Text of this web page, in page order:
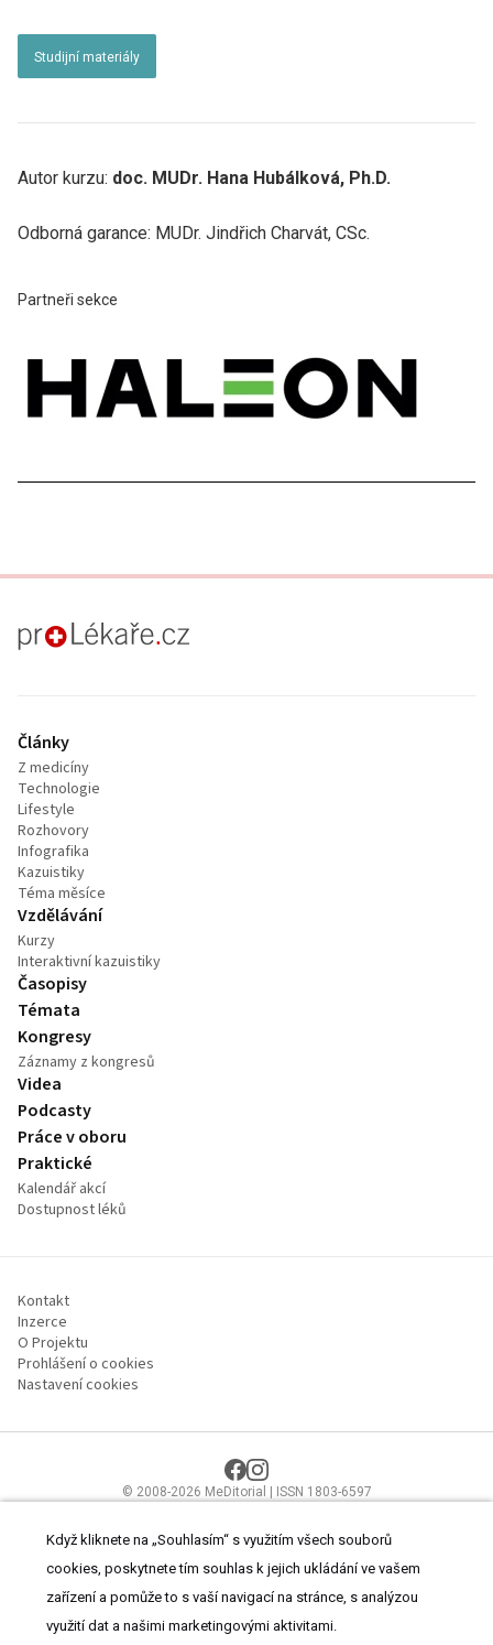
Studijní materiály
Autor kurzu: doc. MUDr. Hana Hubálková, Ph.D.
Odborná garance: MUDr. Jindřich Charvát, CSc.
Partneři sekce
proLékaře.cz
Články
Z medicíny
Technologie
Lifestyle
Rozhovory
Infografika
Kazuistiky
Téma měsíce
Vzdělávání
Kurzy
Interaktivní kazuistiky
Časopisy
Témata
Kongresy
Záznamy z kongresů
Videa
Podcasty
Práce v oboru
Praktické
Kalendář akcí
Dostupnost léků
Kontakt
Inzerce
O Projektu
Prohlášení o cookies
Nastavení cookies
© 2008-2026 MeDitorial | ISSN 1803-6597
zdravotnictví.Čtěte prohlášeníaZásady zpracování osobních údajů
Když kliknete na „Souhlasím“ s využitím všech souborů
cookies, poskytnete tím souhlas k jejich ukládání ve vašem
zařízení a pomůže to s vaší navigací na stránce, s analýzou
využití dat a našimi marketingovými aktivitami.